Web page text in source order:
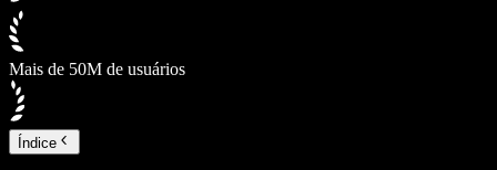
Mais de 50M de usuários
Índice